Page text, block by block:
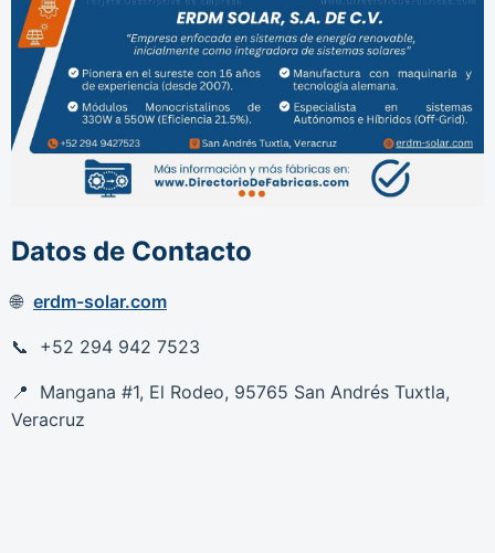
Datos de Contacto
erdm-solar.com
+52 294 942 7523
Mangana #1, El Rodeo, 95765 San Andrés Tuxtla,
Veracruz